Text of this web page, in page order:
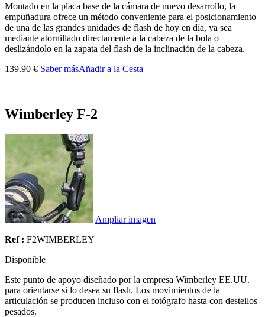
Montado en la placa base de la cámara de nuevo desarrollo, la
empuñadura ofrece un método conveniente para el posicionamiento
de una de las grandes unidades de flash de hoy en día, ya sea
mediante atornillado directamente a la cabeza de la bola o
deslizándolo en la zapata del flash de la inclinación de la cabeza.
139.90 € Saber másAñadir a la Cesta
Wimberley F-2
Ampliar imagen
Ref : F2WIMBERLEY
Disponible
Este punto de apoyo diseñado por la empresa Wimberley EE.UU.
para orientarse si lo desea su flash. Los movimientos de la
articulación se producen incluso con el fotógrafo hasta con destellos
pesados.